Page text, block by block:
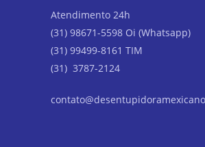
Atendimento 24h
(31) 98671-5598 Oi (Whatsapp)
(31) 99499-8161 TIM
(31) 3787-2124